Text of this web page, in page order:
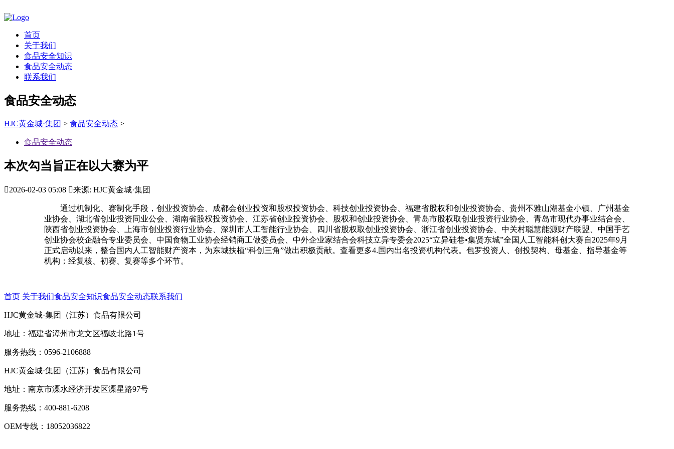
首页
关于我们
食品安全知识
食品安全动态
联系我们
食品安全动态
HJC黄金城·集团 > 食品安全动态 >
食品安全动态
本次勾当旨正在以大赛为平
2026-02-03 05:08 来源: HJC黄金城·集团
通过机制化、赛制化手段，创业投资协会、成都会创业投资和股权投资协会、科技创业投资协会、福建省股权和创业投资协会、贵州不雅山湖基金小镇、广州基金
业协会、湖北省创业投资同业公会、湖南省股权投资协会、江苏省创业投资协会、股权和创业投资协会、青岛市股权取创业投资行业协会、青岛市现代办事业结合会、
陕西省创业投资协会、上海市创业投资行业协会、深圳市人工智能行业协会、四川省股权取创业投资协会、浙江省创业投资协会、中关村聪慧能源财产联盟、中国手艺
创业协会校企融合专业委员会、中国食物工业协会经销商工做委员会、中外企业家结合会科技立异专委会2025“立异硅巷•集贤东城”全国人工智能科创大赛自2025年9月
正式启动以来，整合国内人工智能财产资本，为东城扶植“科创三角”做出积极贡献。查看更多4.国内出名投资机构代表。包罗投资人、创投契构、母基金、指导基金等
机构；经复核、初赛、复赛等多个环节。
首页 关于我们食品安全知识食品安全动态联系我们
HJC黄金城·集团（江苏）食品有限公司
地址：福建省漳州市龙文区福岐北路1号
服务热线：0596-2106888
HJC黄金城·集团（江苏）食品有限公司
地址：南京市溧水经济开发区溧星路97号
服务热线：400-881-6208
OEM专线：18052036822